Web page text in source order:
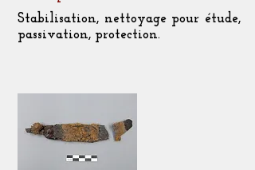
Stabilisation, nettoyage pour étude,
passivation, protection.